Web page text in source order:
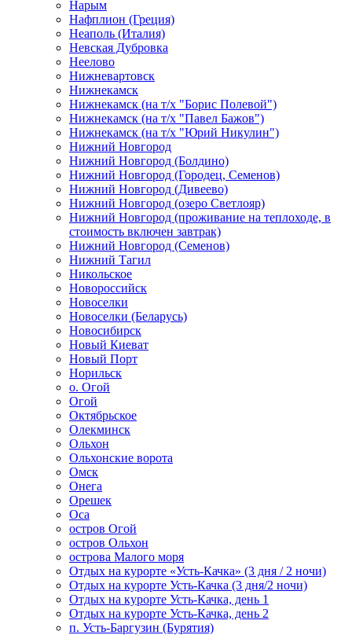
Нарым
Нафплион (Греция)
Неаполь (Италия)
Невская Дубровка
Неелово
Нижневартовск
Нижнекамск
Нижнекамск (на т/х "Борис Полевой")
Нижнекамск (на т/х "Павел Бажов")
Нижнекамск (на т/х "Юрий Никулин")
Нижний Новгород
Нижний Новгород (Болдино)
Нижний Новгород (Городец, Семенов)
Нижний Новгород (Дивеево)
Нижний Новгород (озеро Светлояр)
Нижний Новгород (проживание на теплоходе, в
стоимость включен завтрак)
Нижний Новгород (Семенов)
Нижний Тагил
Никольское
Новороссийск
Новоселки
Новоселки (Беларусь)
Новосибирск
Новый Киеват
Новый Порт
Норильск
о. Огой
Огой
Октябрьское
Олекминск
Ольхон
Ольхонские ворота
Омск
Онега
Орешек
Оса
остров Огой
остров Ольхон
острова Малого моря
Отдых на курорте «Усть-Качка» (3 дня / 2 ночи)
Отдых на курорте Усть-Качка (3 дня/2 ночи)
Отдых на курорте Усть-Качка, день 1
Отдых на курорте Усть-Качка, день 2
п. Усть-Баргузин (Бурятия)